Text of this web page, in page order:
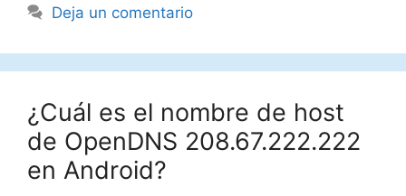
Deja un comentario
¿Cuál es el nombre de host
de OpenDNS 208.67.222.222
en Android?